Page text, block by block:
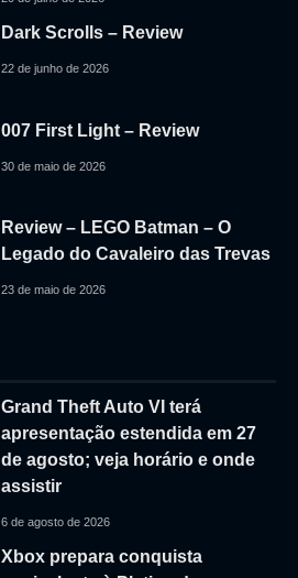
Dark Scrolls – Review
22 de junho de 2026
007 First Light – Review
30 de maio de 2026
Review – LEGO Batman – O
Legado do Cavaleiro das Trevas
23 de maio de 2026
Grand Theft Auto VI terá
apresentação estendida em 27
de agosto; veja horário e onde
assistir
6 de agosto de 2026
Xbox prepara conquista